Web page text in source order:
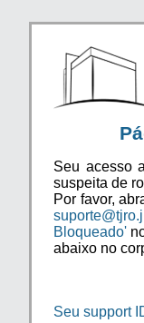
Seu acesso
suspeita de
Por favor,
Bloqueado'
abaixo no
Seu support